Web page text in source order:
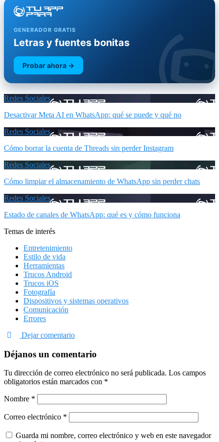
GENERADOR GRATIS
Letras y fuentes bonitas
Probar ahora →
Redes Sociales
Desactivar Meta AI en WhatsApp: qué se puede y qué no
Redes Sociales
Cómo borrar la cuenta de Threads sin perder Instagram
Redes Sociales
Cómo limpiar el almacenamiento de WhatsApp sin perder chats
Redes Sociales
Estado de canales de WhatsApp: qué es y cómo funciona
Temas de interés
Entretenimiento
Estilo de vida
Herramientas
Trucos Android
Trucos iOS
Fotografía
Dispositivos y sistemas operativos
Comunicación
Errores
Dejar comentario
Déjanos un comentario
Tu dirección de correo electrónico no será publicada. Los campos
obligatorios están marcados con *
Nombre *
Correo electrónico *
Guarda mi nombre, correo electrónico y web en este navegador